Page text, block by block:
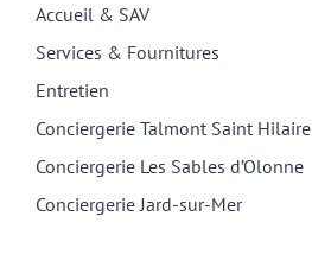
Accueil & SAV
Services & Fournitures
Entretien
Conciergerie Talmont Saint Hilaire
Conciergerie Les Sables d’Olonne
Conciergerie Jard-sur-Mer